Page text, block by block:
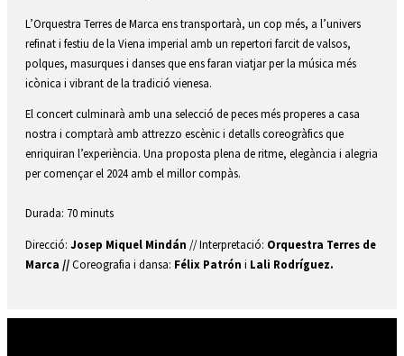
L’Orquestra Terres de Marca ens transportarà, un cop més, a l’univers
refinat i festiu de la Viena imperial amb un repertori farcit de valsos,
polques, masurques i danses que ens faran viatjar per la música més
icònica i vibrant de la tradició vienesa.
El concert culminarà amb una selecció de peces més properes a casa
nostra i comptarà amb attrezzo escènic i detalls coreogràfics que
enriquiran l’experiència. Una proposta plena de ritme, elegància i alegria
per començar el 2024 amb el millor compàs.
Durada: 70 minuts
Direcció: Josep Miquel Mindán // Interpretació: Orquestra Terres de
Marca //Coreografia i dansa: Félix Patrón i Lali Rodríguez.